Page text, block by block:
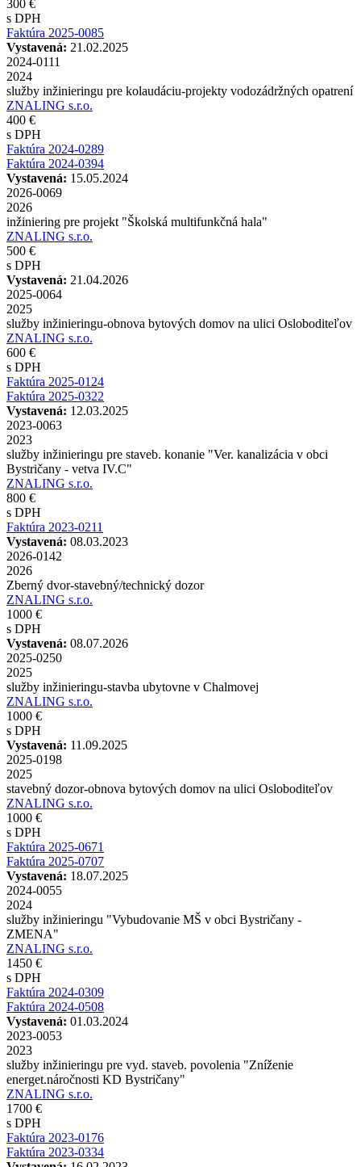
300 €
s DPH
Faktúra 2025-0085
Vystavená: 21.02.2025
2024-0111
2024
služby inžinieringu pre kolaudáciu-projekty vodozádržných opatrení
ZNALING s.r.o.
400 €
s DPH
Faktúra 2024-0289
Faktúra 2024-0394
Vystavená: 15.05.2024
2026-0069
2026
inžiniering pre projekt "Školská multifunkčná hala"
ZNALING s.r.o.
500 €
s DPH
Vystavená: 21.04.2026
2025-0064
2025
služby inžinieringu-obnova bytových domov na ulici Osloboditeľov
ZNALING s.r.o.
600 €
s DPH
Faktúra 2025-0124
Faktúra 2025-0322
Vystavená: 12.03.2025
2023-0063
2023
služby inžinieringu pre staveb. konanie "Ver. kanalizácia v obci
Bystričany - vetva IV.C"
ZNALING s.r.o.
800 €
s DPH
Faktúra 2023-0211
Vystavená: 08.03.2023
2026-0142
2026
Zberný dvor-stavebný/technický dozor
ZNALING s.r.o.
1000 €
s DPH
Vystavená: 08.07.2026
2025-0250
2025
služby inžinieringu-stavba ubytovne v Chalmovej
ZNALING s.r.o.
1000 €
s DPH
Vystavená: 11.09.2025
2025-0198
2025
stavebný dozor-obnova bytových domov na ulici Osloboditeľov
ZNALING s.r.o.
1000 €
s DPH
Faktúra 2025-0671
Faktúra 2025-0707
Vystavená: 18.07.2025
2024-0055
2024
služby inžinieringu "Vybudovanie MŠ v obci Bystričany -
ZMENA"
ZNALING s.r.o.
1450 €
s DPH
Faktúra 2024-0309
Faktúra 2024-0508
Vystavená: 01.03.2024
2023-0053
2023
služby inžinieringu pre vyd. staveb. povolenia "Zníženie
energet.náročnosti KD Bystričany"
ZNALING s.r.o.
1700 €
s DPH
Faktúra 2023-0176
Faktúra 2023-0334